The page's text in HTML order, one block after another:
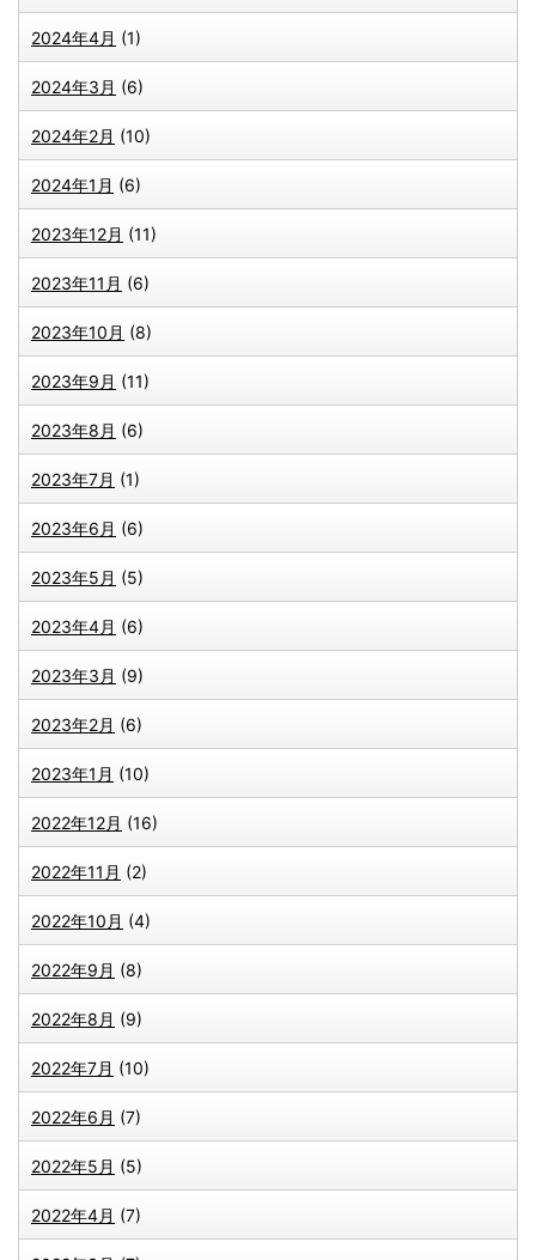
2024年4月 (1)
2024年3月 (6)
2024年2月 (10)
2024年1月 (6)
2023年12月 (11)
2023年11月 (6)
2023年10月 (8)
2023年9月 (11)
2023年8月 (6)
2023年7月 (1)
2023年6月 (6)
2023年5月 (5)
2023年4月 (6)
2023年3月 (9)
2023年2月 (6)
2023年1月 (10)
2022年12月 (16)
2022年11月 (2)
2022年10月 (4)
2022年9月 (8)
2022年8月 (9)
2022年7月 (10)
2022年6月 (7)
2022年5月 (5)
2022年4月 (7)